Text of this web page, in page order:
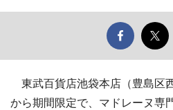
東武百貨店池袋本店（豊島区
から期間限定で、マドレーヌ専